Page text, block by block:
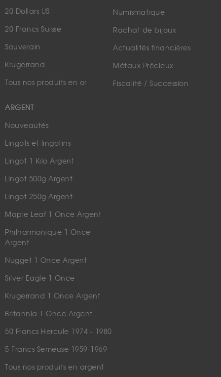
20 Dollars US
20 Francs Suisse
Souverain
Krugerrand
Tous nos produits en or
ARGENT
Nouveautés
Lingots et lingotins
Lingot 1 Kilo Argent
Lingot 500g Argent
Lingot 250g Argent
Maple Leaf 1 Once Argent
Philharmonique 1 Once
Argent
Nugget 1 Once Argent
Silver Eagle 1 Once
Krugerrand 1 Once Argent
Britannia 1 Once Argent
50 Francs Hercule 1974 - 1980
5 Francs Semeuse 1959-1969
Tous nos produits en argent
Numismatique
Rachat de bijoux
Actualités financières
Métaux Précieux
Fiscalité / Succession